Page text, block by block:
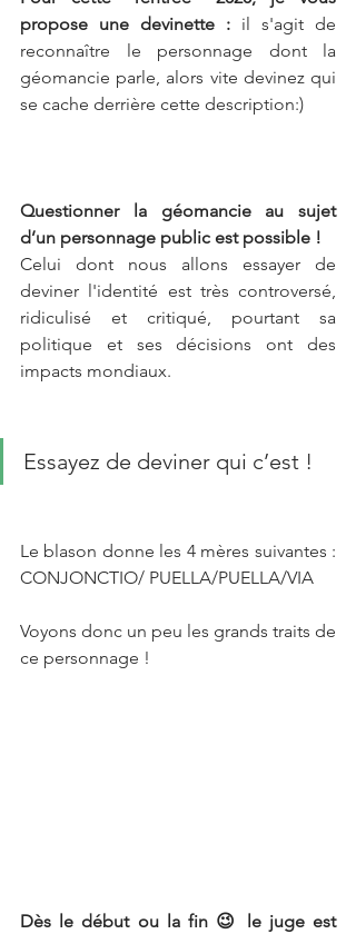
propose une devinette : il s'agit de
reconnaître le personnage dont la
géomancie parle, alors vite devinez qui
se cache derrière cette description:)
Questionner la géomancie au sujet
d’un personnage public est possible !
Celui dont nous allons essayer de
deviner l'identité est très controversé,
ridiculisé et critiqué, pourtant sa
politique et ses décisions ont des
impacts mondiaux.
Essayez de deviner qui c’est !
Le blason donne les 4 mères suivantes :
CONJONCTIO/ PUELLA/PUELLA/VIA
Voyons donc un peu les grands traits de
ce personnage !
Dès le début ou la fin 😉 le juge est